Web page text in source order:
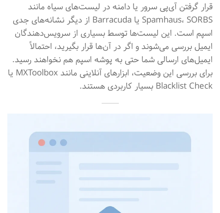
قرار گرفتن آی‌پی سرور یا دامنه در لیست‌های سیاه مانند
Spamhaus، SORBS یا Barracuda از دیگر نشانه‌های جدی
اسپم است. این لیست‌ها توسط بسیاری از سرویس‌دهندگان
ایمیل بررسی می‌شوند و اگر در آن‌ها قرار بگیرید، احتمالاً
ایمیل‌های ارسالی شما حتی به پوشه اسپم هم نخواهند رسید.
برای بررسی این وضعیت، ابزارهای آنلاینی مانند MXToolbox یا
Blacklist Check بسیار کاربردی هستند.